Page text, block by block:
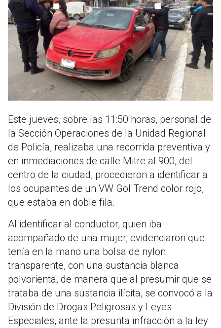
Este jueves, sobre las 11:50 horas, personal de
la Sección Operaciones de la Unidad Regional
de Policía, realizaba una recorrida preventiva y
en inmediaciones de calle Mitre al 900, del
centro de la ciudad, procedieron a identificar a
los ocupantes de un VW Gol Trend color rojo,
que estaba en doble fila.
Al identificar al conductor, quien iba
acompañado de una mujer, evidenciaron que
tenía en la mano una bolsa de nylon
transparente, con una sustancia blanca
polvorienta, de manera que al presumir que se
trataba de una sustancia ilícita, se convocó a la
División de Drogas Peligrosas y Leyes
Especiales, ante la presunta infracción a la ley